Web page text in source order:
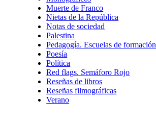
Muerte de Franco
Nietas de la República
Notas de sociedad
Palestina
Pedagogía. Escuelas de formación
Poesía
Política
Red flags. Semáforo Rojo
Reseñas de libros
Reseñas filmográficas
Verano